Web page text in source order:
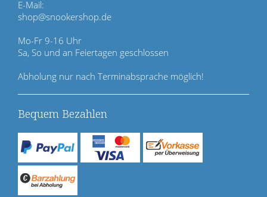
r
i
n
g
e
n
E-Mail:
shop@snookershop.de
Mo-Fr 9-16 Uhr
Sa, So und an Feiertagen geschlossen
Abholung nur nach Terminabsprache möglich!
Bequem Bezahlen